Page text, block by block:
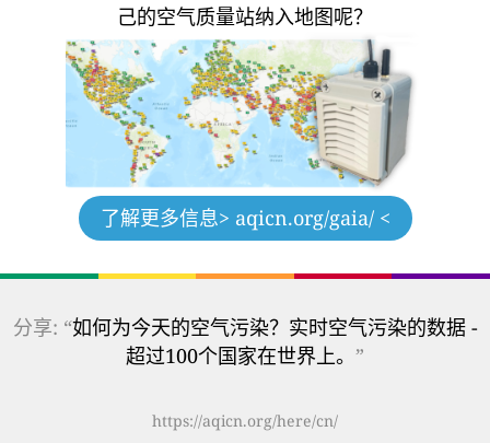
己的空气质量站纳入地图呢？
了解更多信息> aqicn.org/gaia/ <
分享: “如何为今天的空气污染？实时空气污染的数据 -
超过100个国家在世界上。 ”
https://aqicn.org/here/cn/